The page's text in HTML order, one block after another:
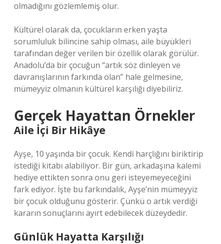
olmadığını gözlemlemiş olur.
Kültürel olarak da, çocukların erken yaşta
sorumluluk bilincine sahip olması, aile büyükleri
tarafından değer verilen bir özellik olarak görülür.
Anadolu’da bir çocuğun “artık söz dinleyen ve
davranışlarının farkında olan” hale gelmesine,
mümeyyiz olmanın kültürel karşılığı diyebiliriz.
Gerçek Hayattan Örnekler
Aile İçi Bir Hikâye
Ayşe, 10 yaşında bir çocuk. Kendi harçlığını biriktirip
istediği kitabı alabiliyor. Bir gün, arkadaşına kalemi
hediye ettikten sonra onu geri isteyemeyeceğini
fark ediyor. İşte bu farkındalık, Ayşe’nin mümeyyiz
bir çocuk olduğunu gösterir. Çünkü o artık verdiği
kararın sonuçlarını ayırt edebilecek düzeydedir.
Günlük Hayatta Karşılığı